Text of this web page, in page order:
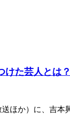
けた芸人とは？
ほか）に、吉